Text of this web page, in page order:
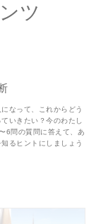
ツ
なって、これからどう
いきたい？今のわたし
6問の質問に答えて、あ
るヒントにしましょう